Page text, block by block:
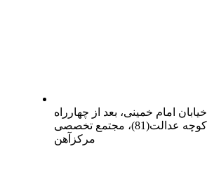
خیابان امام خمینی، بعد از چهارراه
شریف، نبش کوچه عدالت(81)، مجتمع تخصصی
مرکزآهن